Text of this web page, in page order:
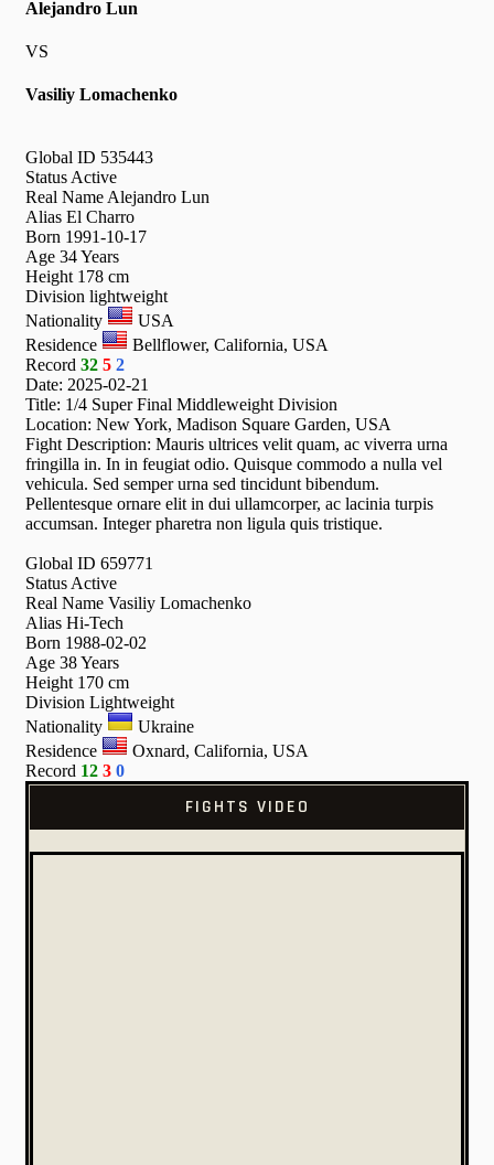
Alejandro Lun
VS
Vasiliy Lomachenko
Global ID 535443
StatusActive
Real NameAlejandro Lun
Alias El Charro
Born 1991-10-17
Age 34 Years
Height 178 cm
Division lightweight
Nationality
USA
Residence
Bellflower, California, USA
Record 32 5 2
Date: 2025-02-21
Title: 1/4 Super Final Middleweight Division
Location: New York, Madison Square Garden, USA
Fight Description: Mauris ultrices velit quam, ac viverra urna
fringilla in. In in feugiat odio. Quisque commodo a nulla vel
vehicula. Sed semper urna sed tincidunt bibendum.
Pellentesque ornare elit in dui ullamcorper, ac lacinia turpis
accumsan. Integer pharetra non ligula quis tristique.
Global ID 659771
StatusActive
Real Name Vasiliy Lomachenko
Alias Hi-Tech
Born 1988-02-02
Age 38 Years
Height 170 cm
Division Lightweight
Nationality
Ukraine
Residence
Oxnard, California, USA
Record 12 3 0
FIGHTS VIDEO